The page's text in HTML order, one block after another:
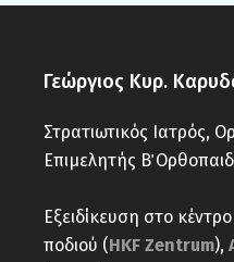
Γεώργιος Κυρ.
Στρατιωτικός Ιατρός,
Επιμελητής Β΄
Εξειδίκευση στο
ποδιού (HKF Zentrum),